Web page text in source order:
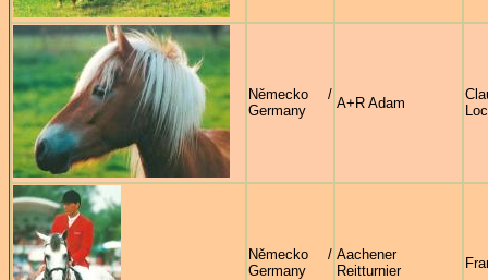
Německo /
Germany
A+R Adam
Německo /
Germany
Aachener
Reitturnier